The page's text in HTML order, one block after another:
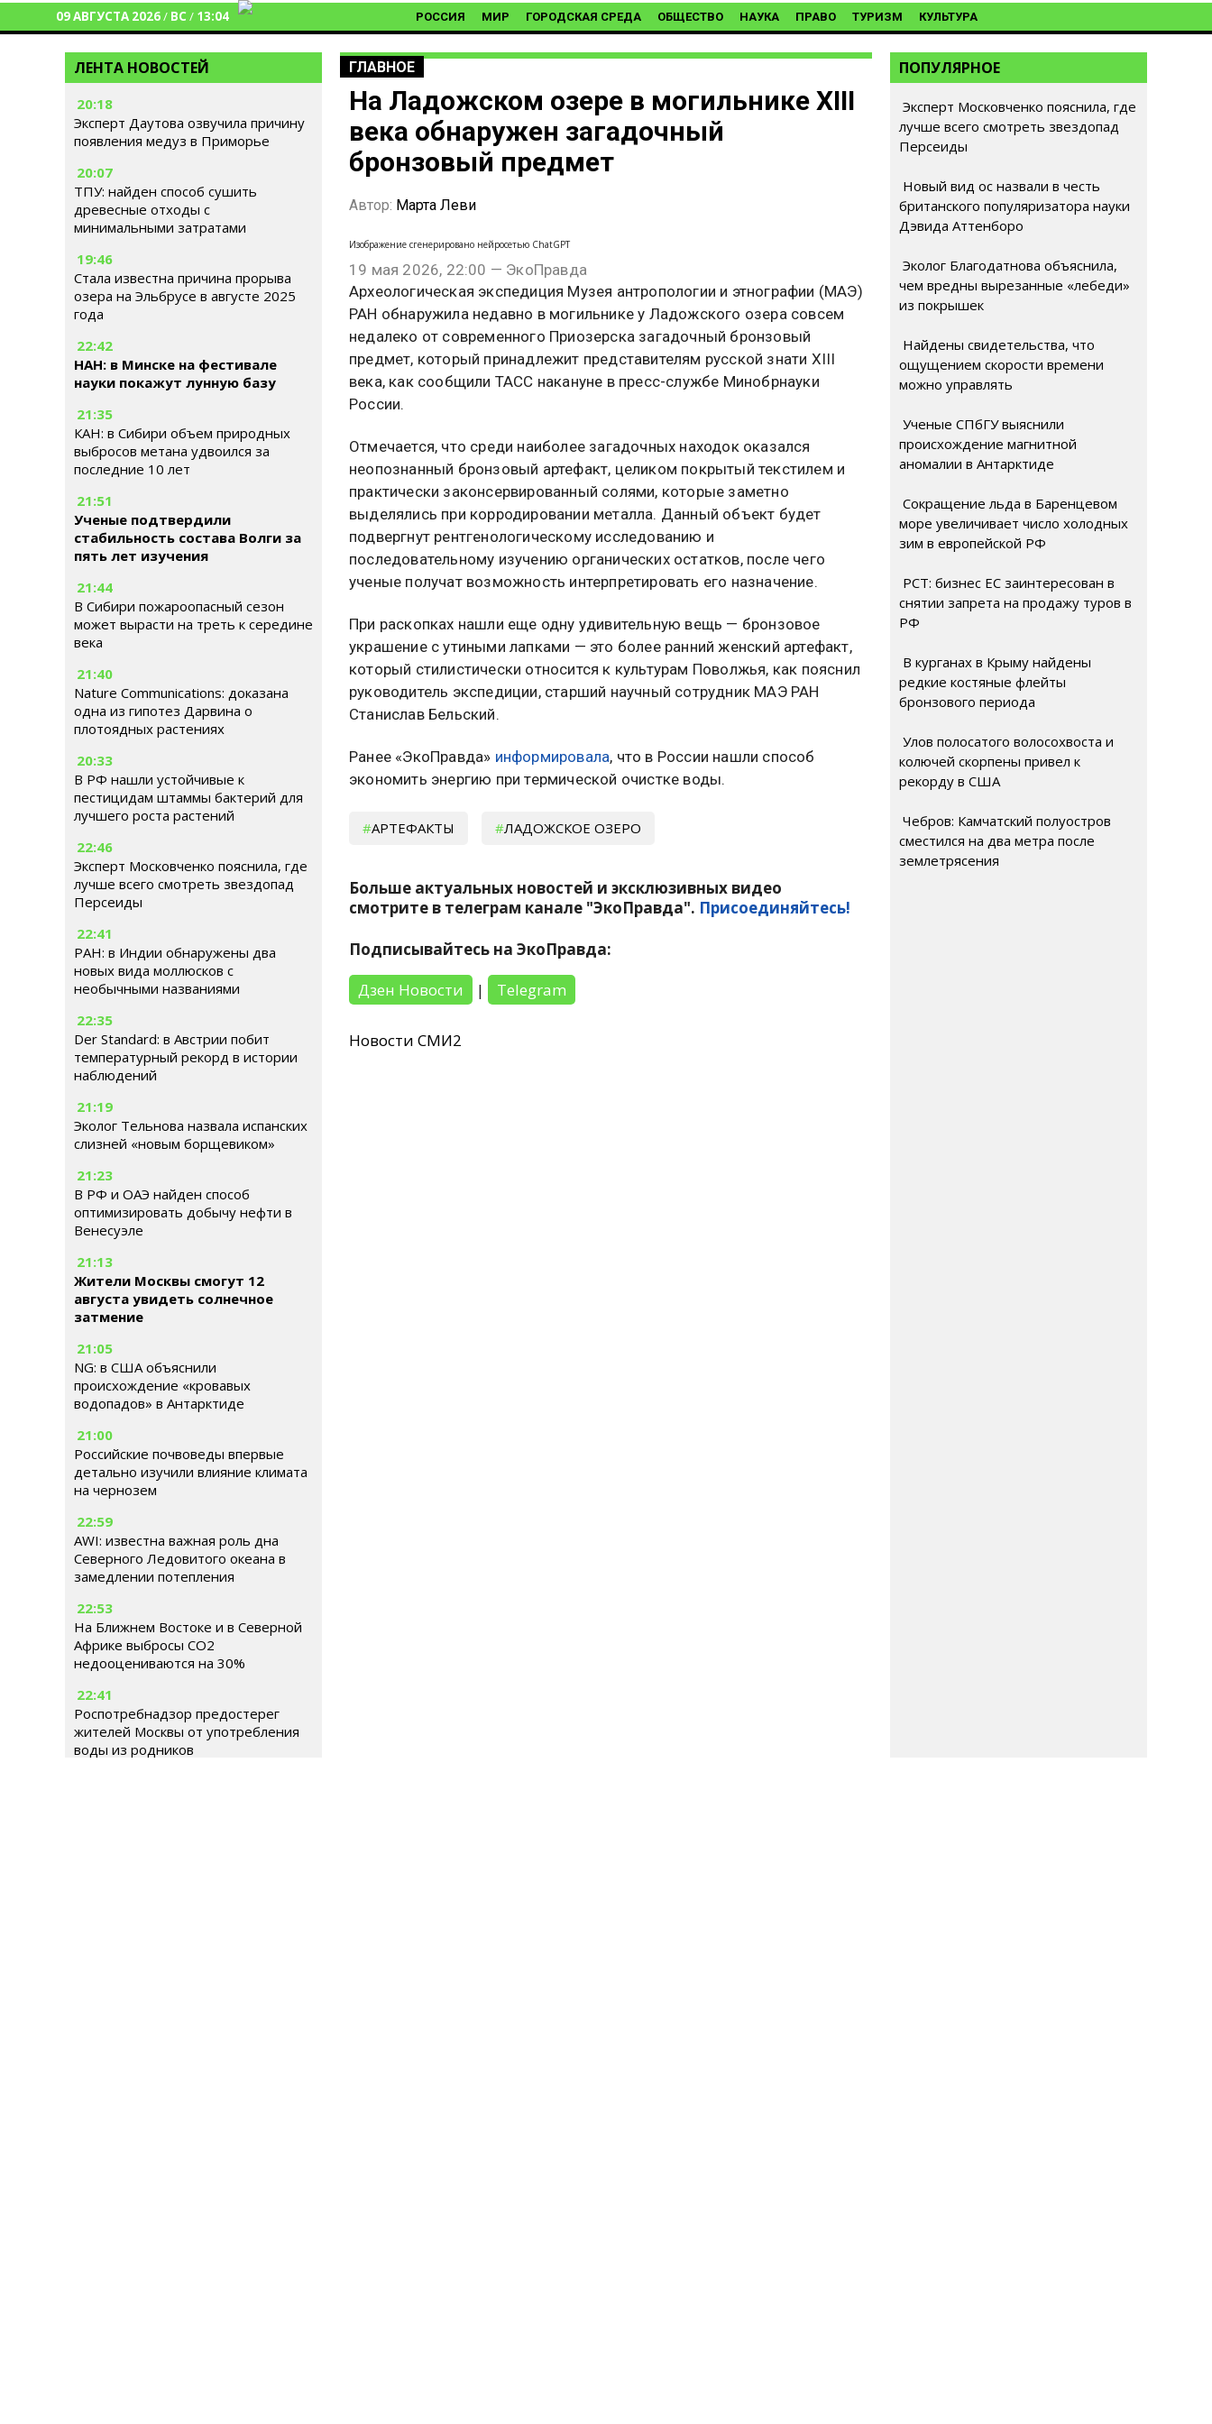
09 АВГУСТА 2026/ ВС / 13:04 РОССИЯ МИР ГОРОДСКАЯ СРЕДА ОБЩЕСТВО НАУКА ПРАВО ТУРИЗМ КУЛЬТУРА
ЛЕНТА НОВОСТЕЙ
20:18
Эксперт Даутова озвучила причину
появления медуз в Приморье
20:07
ТПУ: найден способ сушить
древесные отходы с
минимальными затратами
19:46
Стала известна причина прорыва
озера на Эльбрусе в августе 2025
года
22:42
НАН: в Минске на фестивале
науки покажут лунную базу
21:35
КАН: в Сибири объем природных
выбросов метана удвоился за
последние 10 лет
21:51
Ученые подтвердили
стабильность состава Волги за
пять лет изучения
21:44
В Сибири пожароопасный сезон
может вырасти на треть к середине
века
21:40
Nature Communications: доказана
одна из гипотез Дарвина о
плотоядных растениях
20:33
В РФ нашли устойчивые к
пестицидам штаммы бактерий для
лучшего роста растений
22:46
Эксперт Московченко пояснила, где
лучше всего смотреть звездопад
Персеиды
22:41
РАН: в Индии обнаружены два
новых вида моллюсков с
необычными названиями
22:35
Der Standard: в Австрии побит
температурный рекорд в истории
наблюдений
21:19
Эколог Тельнова назвала испанских
слизней «новым борщевиком»
21:23
В РФ и ОАЭ найден способ
оптимизировать добычу нефти в
Венесуэле
21:13
Жители Москвы смогут 12
августа увидеть солнечное
затмение
21:05
NG: в США объяснили
происхождение «кровавых
водопадов» в Антарктиде
21:00
Российские почвоведы впервые
детально изучили влияние климата
на чернозем
22:59
AWI: известна важная роль дна
Северного Ледовитого океана в
замедлении потепления
22:53
На Ближнем Востоке и в Северной
Африке выбросы CO2
недооцениваются на 30%
22:41
Роспотребнадзор предостерег
жителей Москвы от употребления
воды из родников
ГЛАВНОЕ
На Ладожском озере в могильнике XIII
века обнаружен загадочный
бронзовый предмет
Автор: Марта Леви
Изображение сгенерировано нейросетью ChatGPT
19 мая 2026, 22:00 — ЭкоПравда
Археологическая экспедиция Музея антропологии и этнографии (МАЭ)
РАН обнаружила недавно в могильнике у Ладожского озера совсем
недалеко от современного Приозерска загадочный бронзовый
предмет, который принадлежит представителям русской знати XIII
века, как сообщили ТАСС накануне в пресс-службе Минобрнауки
России.
Отмечается, что среди наиболее загадочных находок оказался
неопознанный бронзовый артефакт, целиком покрытый текстилем и
практически законсервированный солями, которые заметно
выделялись при корродировании металла. Данный объект будет
подвергнут рентгенологическому исследованию и
последовательному изучению органических остатков, после чего
ученые получат возможность интерпретировать его назначение.
При раскопках нашли еще одну удивительную вещь — бронзовое
украшение с утиными лапками — это более ранний женский артефакт,
который стилистически относится к культурам Поволжья, как пояснил
руководитель экспедиции, старший научный сотрудник МАЭ РАН
Станислав Бельский.
Ранее «ЭкоПравда» информировала, что в России нашли способ
экономить энергию при термической очистке воды.
АРТЕФАКТЫ ЛАДОЖСКОЕ ОЗЕРО
Больше актуальных новостей и эксклюзивных видео
смотрите в телеграм канале "ЭкоПравда". Присоединяйтесь!
Подписывайтесь на ЭкоПравда:
Дзен Новости
| Telegram
Новости СМИ2
ПОПУЛЯРНОЕ
Эксперт Московченко пояснила, где
лучше всего смотреть звездопад
Персеиды
Новый вид ос назвали в честь
британского популяризатора науки
Дэвида Аттенборо
Эколог Благодатнова объяснила,
чем вредны вырезанные «лебеди»
из покрышек
Найдены свидетельства, что
ощущением скорости времени
можно управлять
Ученые СПбГУ выяснили
происхождение магнитной
аномалии в Антарктиде
Сокращение льда в Баренцевом
море увеличивает число холодных
зим в европейской РФ
РСТ: бизнес ЕС заинтересован в
снятии запрета на продажу туров в
РФ
В курганах в Крыму найдены
редкие костяные флейты
бронзового периода
Улов полосатого волосохвоста и
колючей скорпены привел к
рекорду в США
Чебров: Камчатский полуостров
сместился на два метра после
землетрясения